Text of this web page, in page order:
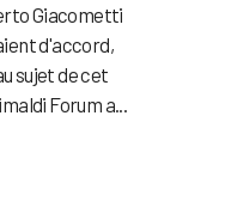
Giacometti
d'accord,
sujet de cet
Forum a...